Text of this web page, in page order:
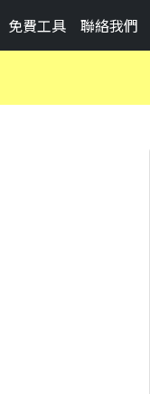
免費工具 聯絡我們